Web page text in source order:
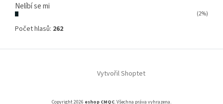
Nelíbí se mi
(2%)
Počet hlasů: 262
Vytvořil Shoptet
Copyright 2026 eshop CMQC. Všechna práva vyhrazena.